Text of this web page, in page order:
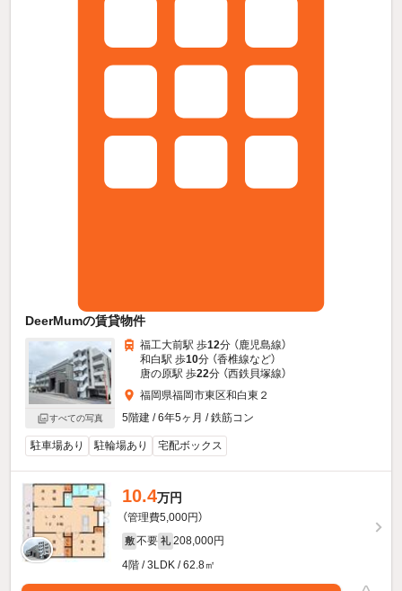
DeerMumの賃貸物件
すべての写真
福工大前駅 歩12分 （鹿児島線）
和白駅 歩10分 （香椎線など）
唐の原駅 歩22分 （西鉄貝塚線）
福岡県福岡市東区和白東２
5階建 / 6年5ヶ月 / 鉄筋コン
駐車場あり 駐輪場あり 宅配ボックス
10.4万円
（管理費5,000円）
敷 不要 礼 208,000円
4階 / 3LDK / 62.8㎡